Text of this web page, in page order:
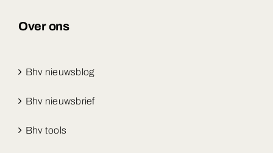
Over ons
Bhv nieuwsblog
Bhv nieuwsbrief
Bhv tools